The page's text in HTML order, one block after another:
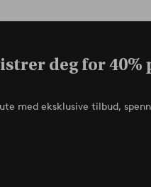
deg for 40%
med eksklusive tilbud,